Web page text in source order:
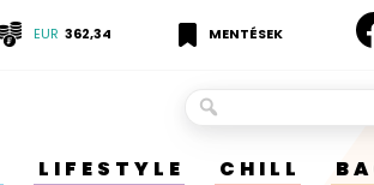
EUR 362,34 MENTÉSEK
LIFESTYLE CHILL